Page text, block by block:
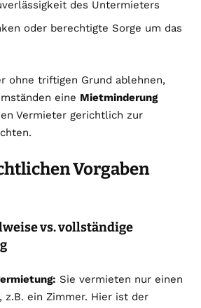
des Untermieters
oder berechtigte Sorge um das
ohne triftigen Grund ablehnen,
eine Mietminderung
Vermieter gerichtlich zur
Vorgaben
vs. vollständige
Sie vermieten nur einen
z.B. ein Zimmer. Hier ist der